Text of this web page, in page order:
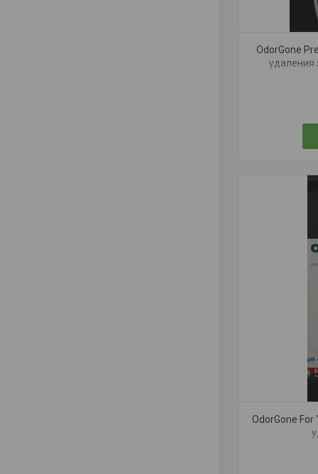
OdorGone
удаления
OdorGone